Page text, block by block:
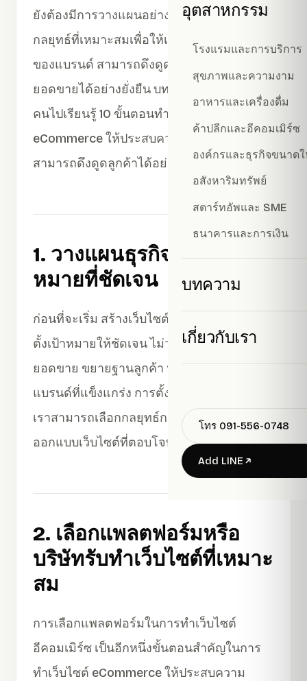
อุตสาหกรรม
โรงแรมและการบริการ
สุขภาพและความงาม
อาหารและเครื่องดื่ม
ค้าปลีกและอีคอมเมิร์ซ
องค์กรและธุรกิจขนาด
อสังหาริมทรัพย์
สตาร์ทอัพและ SME
ธนาคารและการเงิน
บทความ
เกี่ยวกับเรา
โทร 091-556-0748
Add LINE
ยังต้องมีการวางแผนอย่างรอบคอบและ
กลยุทธ์ที่เหมาะสมเพื่อให้เว็บไซต์อีคอมเมิร์ซ
ของแบรนด์ สามารถดึงดูดลูกค้าและสร้าง
ยอดขายได้อย่างยั่งยืน บทความนี้จึงจะพาทุก
คนไปเรียนรู้ 10 ขั้นตอนทำเว็บไซต์
eCommerce ให้ประสบความสำเร็จ และ
สามารถดึงดูดลูกค้าได้อย่างมีประสิทธิภาพกัน
1. วางแผนธุรกิจและตั้งเป้า
หมายที่ชัดเจน
ก่อนที่จะเริ่ม สร้างเว็บไซต์ อีคอมเมิร์ซ จะต้อง
ตั้งเป้าหมายให้ชัดเจน ไม่ว่าจะเป็นการเพิ่ม
ยอดขาย ขยายฐานลูกค้า หรือการสร้าง
แบรนด์ที่แข็งแกร่ง การตั้งเป้าหมายที่ดีช่วยให้
เราสามารถเลือกกลยุทธ์การตลาดและการ
ออกแบบเว็บไซต์ที่ตอบโจทย์กลุ่มลูกค้าได้
2. เลือกแพลตฟอร์มหรือ
บริษัทรับทำเว็บไซต์ที่เหมาะ
สม
การเลือกแพลตฟอร์มในการทำเว็บไซต์
อีคอมเมิร์ซ เป็นอีกหนึ่งขั้นตอนสำคัญในการ
ทำเว็บไซต์ eCommerce ให้ประสบความ